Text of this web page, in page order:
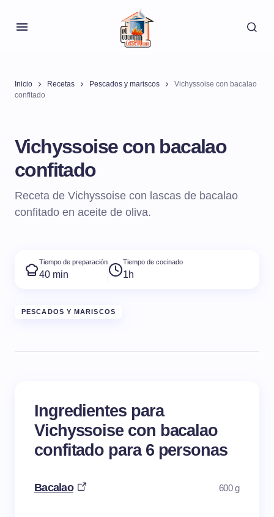
Inicio Recetas Pescados y mariscos
Vichyssoise con bacalao
confitado
Vichyssoise con bacalao
confitado
Receta de Vichyssoise con lascas de bacalao
confitado en aceite de oliva.
Tiempo de preparación
40 min
Tiempo de cocinado
1h
PESCADOS Y MARISCOS
Ingredientes para
Vichyssoise con bacalao
confitado para 6 personas
Bacalao 600 g